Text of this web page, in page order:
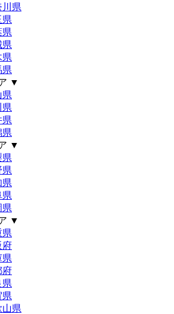
川県
県
県
県
県
県
▼
県
県
県
県
▼
県
県
県
県
県
▼
県
府
県
府
県
県
山県